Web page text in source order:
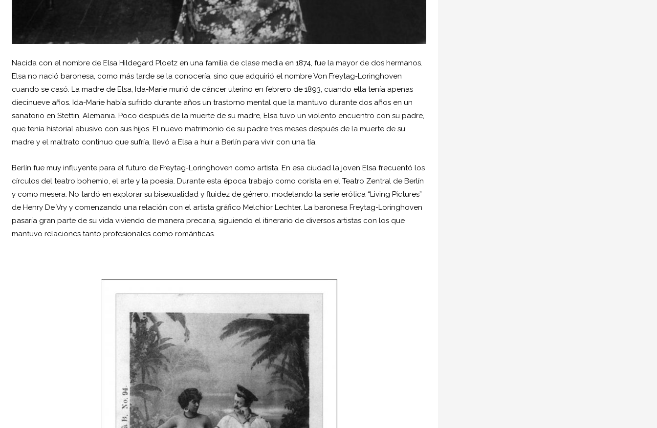
Nacida con el nombre de Elsa Hildegard Ploetz en una familia de clase media en 1874, fue la mayor de dos hermanos.
Elsa no nació baronesa, como más tarde se la conocería, sino que adquirió el nombre Von Freytag-Loringhoven
cuando se casó. La madre de Elsa, Ida-Marie murió de cáncer uterino en febrero de 1893, cuando ella tenía apenas
diecinueve años. Ida-Marie había sufrido durante años un trastorno mental que la mantuvo durante dos años en un
sanatorio en Stettin, Alemania. Poco después de la muerte de su madre, Elsa tuvo un violento encuentro con su padre,
que tenía historial abusivo con sus hijos. El nuevo matrimonio de su padre tres meses después de la muerte de su
madre y el maltrato continuo que sufría, llevó a Elsa a huir a Berlín para vivir con una tía.
Berlín fue muy influyente para el futuro de Freytag-Loringhoven como artista. En esa ciudad la joven Elsa frecuentó los
círculos del teatro bohemio, el arte y la poesía. Durante esta época trabajo como corista en el Teatro Zentral de Berlín
y como mesera. No tardó en explorar su bisexualidad y fluidez de género, modelando la serie erótica “Living Pictures”
de Henry De Vry y comenzando una relación con el artista gráfico Melchior Lechter. La baronesa Freytag-Loringhoven
pasaría gran parte de su vida viviendo de manera precaria, siguiendo el itinerario de diversos artistas con los que
mantuvo relaciones tanto profesionales como románticas.